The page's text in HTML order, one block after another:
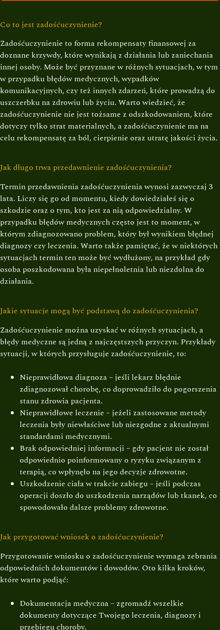
Co to jest zadośćuczynienie?
Zadośćuczynienie to forma rekompensaty finansowej za
doznane krzywdy, które wynikają z działania lub zaniechania
innej osoby. Może być przyznane w różnych sytuacjach, w tym
w przypadku błędów medycznych, wypadków
komunikacyjnych, czy też innych zdarzeń, które prowadzą do
uszczerbku na zdrowiu lub życiu. Warto wiedzieć, że
zadośćuczynienie nie jest tożsame z odszkodowaniem, które
dotyczy tylko strat materialnych, a zadośćuczynienie ma na
celu rekompensatę za ból, cierpienie oraz utratę jakości życia.
Jak długo trwa przedawnienie zadośćuczynienia?
Termin przedawnienia zadośćuczynienia wynosi zazwyczaj 3
lata. Liczy się go od momentu, kiedy dowiedziałeś się o
szkodzie oraz o tym, kto jest za nią odpowiedzialny. W
przypadku błędów medycznych często jest to moment, w
którym zdiagnozowano problem, który był wynikiem błędnej
diagnozy czy leczenia. Warto także pamiętać, że w niektórych
sytuacjach termin ten może być wydłużony, na przykład gdy
osoba poszkodowana była niepełnoletnia lub niezdolna do
działania.
Jakie sytuacje mogą być podstawą do zadośćuczynienia?
Zadośćuczynienie można uzyskać w różnych sytuacjach, a
błędy medyczne są jedną z najczęstszych przyczyn. Przykłady
sytuacji, w których przysługuje zadośćuczynienie, to:
Nieprawidłowa diagnoza – jeśli lekarz błędnie
zdiagnozował chorobę, co doprowadziło do pogorszenia
stanu zdrowia pacjenta.
Nieprawidłowe leczenie – jeżeli zastosowane metody
leczenia były niewłaściwe lub niezgodne z aktualnymi
standardami medycznymi.
Brak odpowiedniej informacji – gdy pacjent nie został
odpowiednio poinformowany o ryzyku związanym z
terapią, co wpłynęło na jego decyzje zdrowotne.
Uszkodzenie ciała w trakcie zabiegu – jeśli podczas
operacji doszło do uszkodzenia narządów lub tkanek, co
spowodowało dalsze problemy zdrowotne.
Jak przygotować wniosek o zadośćuczynienie?
Przygotowanie wniosku o zadośćuczynienie wymaga zebrania
odpowiednich dokumentów i dowodów. Oto kilka kroków,
które warto podjąć:
Dokumentacja medyczna – zgromadź wszelkie
dokumenty dotyczące Twojego leczenia, diagnozy i
przebiegu choroby.